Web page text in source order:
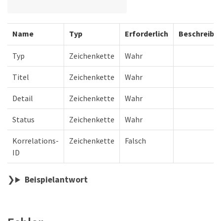
Name Typ Erforderlich
Typ Zeichenkette Wahr
Titel Zeichenkette Wahr
Detail Zeichenkette Wahr
Status Zeichenkette Wahr
Korrelations-
ID
Zeichenkette Falsch
Beispielantwort